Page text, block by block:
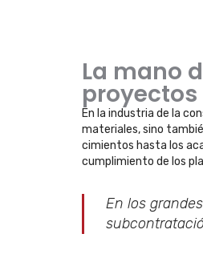
La mano
En la industria de la
materiales, sino
cimientos hasta los
cumplimiento de los
En los